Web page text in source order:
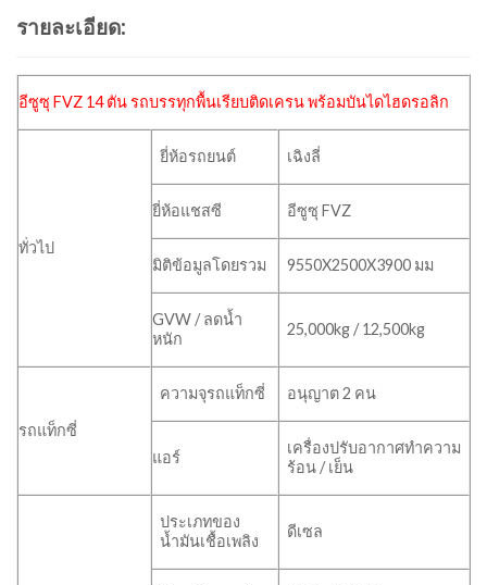
รายละเอียด:
อีซูซุ FVZ 14 ตันรถบรรทุกพื้นเรียบติดเครนพร้อมบันไดไฮดรอลิก
ทั่วไป
ยี่ห้อรถยนต์ เฉิงลี่
ยี่ห้อแชสซี อีซูซุ FVZ
มิติข้อมูลโดยรวม 9550X2500X3900 มม
GVW / ลดน้ำ
หนัก
25,000kg / 12,500kg
รถแท็กซี่
ความจุรถแท็กซี่ อนุญาต 2 คน
แอร์
เครื่องปรับอากาศทำความ
ร้อน / เย็น
ประเภทของ
น้ำมันเชื้อเพลิง
ดีเซล